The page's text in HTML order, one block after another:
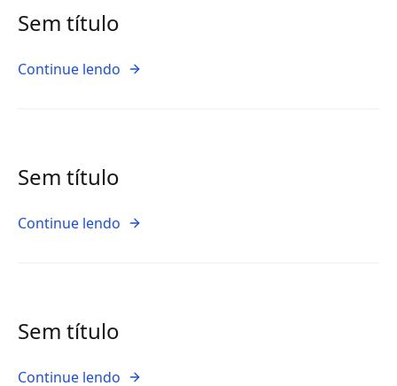
Sem título
Continue lendo
Sem título
Continue lendo
Sem título
Continue lendo